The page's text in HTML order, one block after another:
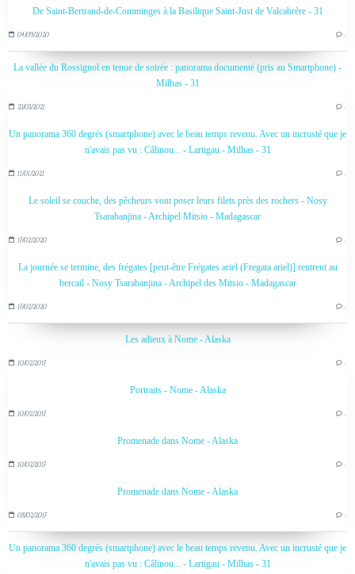
De Saint-Bertrand-de-Comminges à la Basilique Saint-Just de Valcabrère - 31
04/09/2020 …
La vallée du Rossignol en tenue de soirée : panorama documenté (pris au Smartphone) -
Milhas - 31
23/03/2021 …
Un panorama 360 degrés (smartphone) avec le beau temps revenu. Avec un incrusté que je
n'avais pas vu : Câlinou... - Lartigau - Milhas - 31
11/01/2021 …
Le soleil se couche, des pêcheurs vont poser leurs filets près des rochers - Nosy
Tsarabanjina - Archipel Mitsio - Madagascar
17/02/2020 …
La journée se termine, des frégates [peut-être Frégates ariel (Fregata ariel)] rentrent au
bercail - Nosy Tsarabanjina - Archipel des Mitsio - Madagascar
17/02/2020 …
Les adieux à Nome - Alaska
10/02/2017 …
Portraits - Nome - Alaska
10/02/2017 …
Promenade dans Nome - Alaska
10/02/2017 …
Promenade dans Nome - Alaska
08/02/2017 …
Un panorama 360 degrés (smartphone) avec le beau temps revenu. Avec un incrusté que je
n'avais pas vu : Câlinou... - Lartigau - Milhas - 31